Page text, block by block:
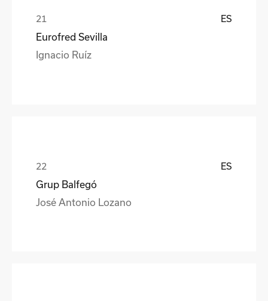
ES
Eurofred Sevilla
Ignacio Ruíz
ES
Grup Balfegó
José Antonio Lozano